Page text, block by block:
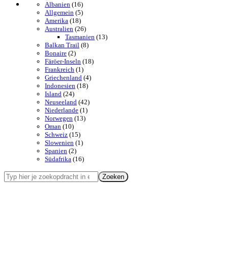
Albanien (16)
Allgemein (5)
Amerika (18)
Australien (26)
Tasmanien (13)
Balkan Trail (8)
Bonaire (2)
Färöer-Inseln (18)
Frankreich (1)
Griechenland (4)
Indonesien (18)
Island (24)
Neuseeland (42)
Niederlande (1)
Norwegen (13)
Oman (10)
Schweiz (15)
Slowenien (1)
Spanien (2)
Südafrika (16)